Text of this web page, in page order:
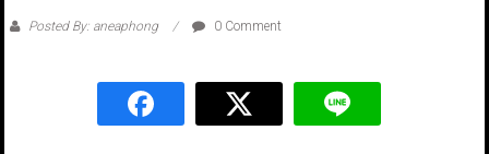
Posted By: aneaphong 0 Comment